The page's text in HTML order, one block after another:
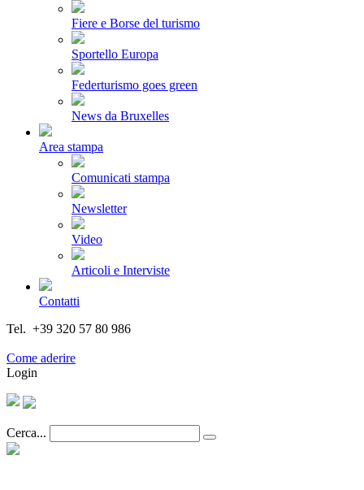
Fiere e Borse del turismo
Sportello Europa
Federturismo goes green
News da Bruxelles
Area stampa
Comunicati stampa
Newsletter
Video
Articoli e Interviste
Contatti
Tel. +39 320 57 80 986
Come aderire
Login
Cerca...